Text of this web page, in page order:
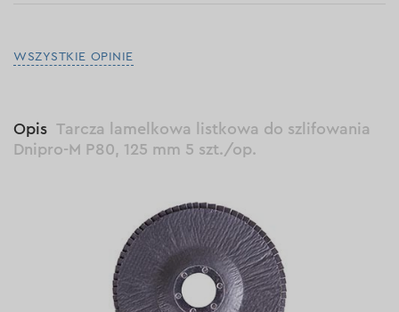
WSZYSTKIE OPINIE
Opis Tarcza lamelkowa listkowa do szlifowania
Dnipro-M P80, 125 mm 5 szt./op.